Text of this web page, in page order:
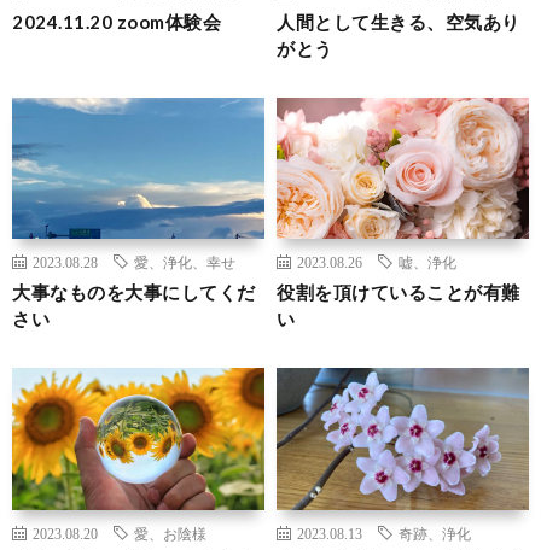
2024.11.20 zoom体験会
人間として生きる、空気あり
がとう
2023.08.28 愛、浄化、幸せ
大事なものを大事にしてくだ
さい
2023.08.26 嘘、浄化
役割を頂けていることが有難
い
2023.08.20 愛、お陰様 2023.08.13 奇跡、浄化